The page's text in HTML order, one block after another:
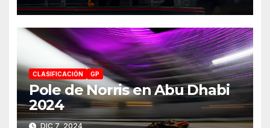
CLASIFICACIÓN GP
Pole de Norris en Abu Dhabi
2024
DIC 7, 2024